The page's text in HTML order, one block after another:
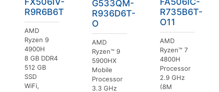
R9R6B6T
AMD
Ryzen 9
4900H
8 GB DDR4
512 GB
SSD
WiFi,
G533QM-
R936D6T-
O
AMD
Ryzen™ 9
5900HX
Mobile
Processor
3.3 GHz
R735B6T-
O11
AMD
Ryzen™ 7
4800H
Processor
2.9 GHz
(8M